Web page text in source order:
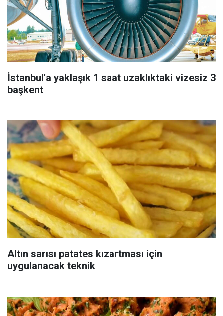
İstanbul'a yaklaşık 1 saat uzaklıktaki vizesiz 3
başkent
Altın sarısı patates kızartması için
uygulanacak teknik